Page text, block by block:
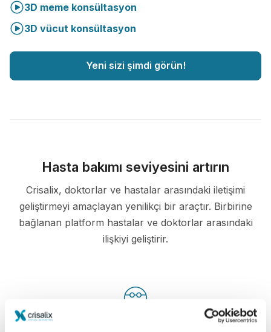
3D meme konsültasyon
3D vücut konsültasyon
Yeni sizi şimdi görün!
Hasta bakımı seviyesini artırın
Crisalix, doktorlar ve hastalar arasındaki iletişimi
geliştirmeyi amaçlayan yenilikçi bir araçtır. Birbirine
bağlanan platform hastalar ve doktorlar arasındaki
ilişkiyi geliştirir.